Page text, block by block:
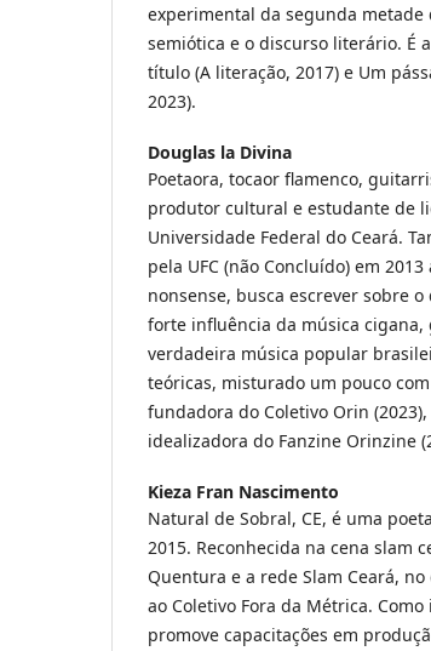
experimental da segunda metade
semiótica e o discurso literário. É
título (A literação, 2017) e Um
2023).
Douglas la Divina
Poetaora, tocaor flamenco,
produtor cultural e estudante de
Universidade Federal do Ceará.
pela UFC (não Concluído) em
nonsense, busca escrever sobre
forte influência da música
verdadeira música popular
teóricas, misturado um pouco
fundadora do Coletivo Orin
idealizadora do Fanzine Orinzine
Kieza Fran Nascimento
Natural de Sobral, CE, é uma
2015. Reconhecida na cena slam
Quentura e a rede Slam Ceará,
ao Coletivo Fora da Métrica.
promove capacitações em